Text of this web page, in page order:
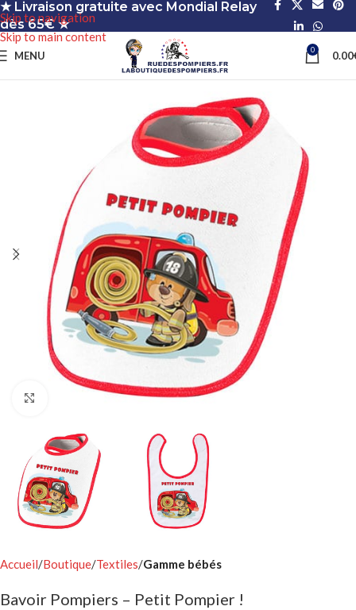
Skip to navigation
Skip to main content
★ Livraison gratuite avec Mondial Relay
dès 65€ ★
MENU 0 0.00
Click to enlarge
Accueil Boutique Textiles Gamme bébés
Bavoir Pompiers – Petit Pompier !